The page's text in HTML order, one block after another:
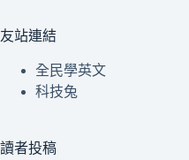
友站連結
全民學英文
科技兔
讀者投稿